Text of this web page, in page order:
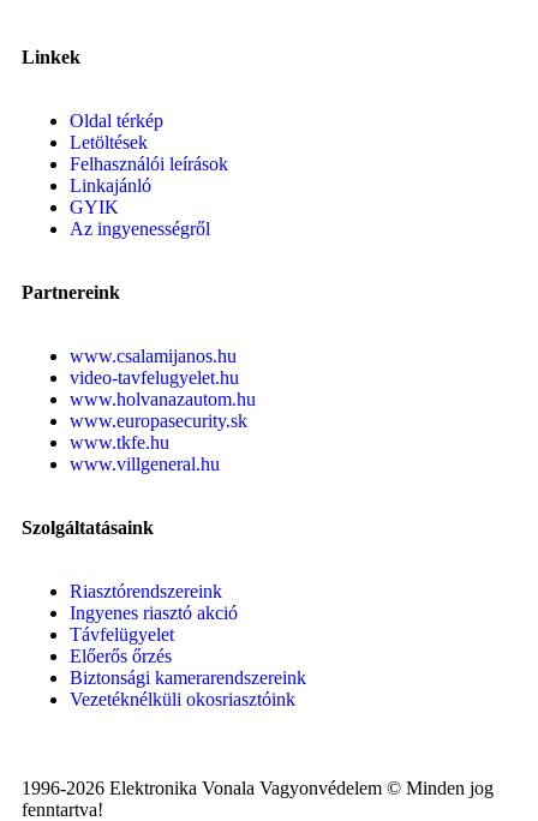
Linkek
Oldal térkép
Letöltések
Felhasználói leírások
Linkajánló
GYIK
Az ingyenességről
Partnereink
www.csalamijanos.hu
video-tavfelugyelet.hu
www.holvanazautom.hu
www.europasecurity.sk
www.tkfe.hu
www.villgeneral.hu
Szolgáltatásaink
Riasztórendszereink
Ingyenes riasztó akció
Távfelügyelet
Előerős őrzés
Biztonsági kamerarendszereink
Vezetéknélküli okosriasztóink
1996-2026 Elektronika Vonala Vagyonvédelem © Minden jog
fenntartva!